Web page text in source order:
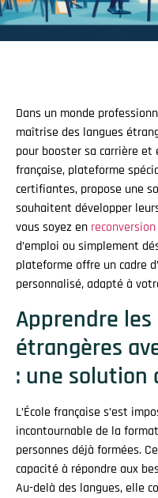
Dans un monde
maîtrise des langues
pour booster sa carrière et
française, plateforme
certifiantes, propose une
souhaitent développer
vous soyez en
d’emploi ou simplement
plateforme offre un cadre
personnalisé, adapté à
Apprendre
étrangères
: une solution
L’École française s’est
incontournable de la
personnes déjà formées.
capacité à répondre aux
Au-delà des langues, elle